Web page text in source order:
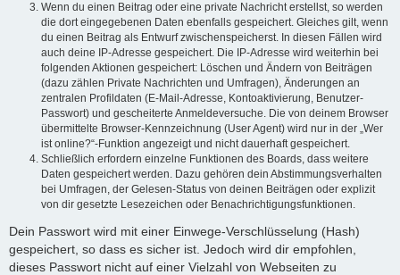
Wenn du einen Beitrag oder eine private Nachricht erstellst, so werden
die dort eingegebenen Daten ebenfalls gespeichert. Gleiches gilt, wenn
du einen Beitrag als Entwurf zwischenspeicherst. In diesen Fällen wird
auch deine IP-Adresse gespeichert. Die IP-Adresse wird weiterhin bei
folgenden Aktionen gespeichert: Löschen und Ändern von Beiträgen
(dazu zählen Private Nachrichten und Umfragen), Änderungen an
zentralen Profildaten (E-Mail-Adresse, Kontoaktivierung, Benutzer-
Passwort) und gescheiterte Anmeldeversuche. Die von deinem Browser
übermittelte Browser-Kennzeichnung (User Agent) wird nur in der „Wer
ist online?“-Funktion angezeigt und nicht dauerhaft gespeichert.
Schließlich erfordern einzelne Funktionen des Boards, dass weitere
Daten gespeichert werden. Dazu gehören dein Abstimmungsverhalten
bei Umfragen, der Gelesen-Status von deinen Beiträgen oder explizit
von dir gesetzte Lesezeichen oder Benachrichtigungsfunktionen.
Dein Passwort wird mit einer Einwege-Verschlüsselung (Hash)
gespeichert, so dass es sicher ist. Jedoch wird dir empfohlen,
dieses Passwort nicht auf einer Vielzahl von Webseiten zu